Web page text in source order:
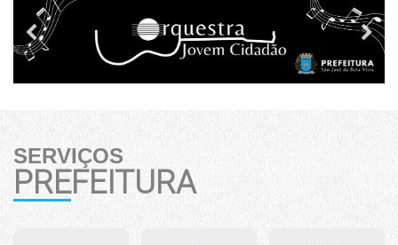
Previous
SERVIÇOS
PREFEITURA